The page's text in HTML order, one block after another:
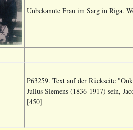
Unbekannte Frau im Sarg in Riga.
P63259. Text auf der Rückseite
Julius Siemens (1836-1917) sein,
[450]